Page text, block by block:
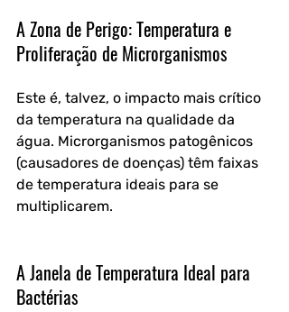
A Zona de Perigo: Temperatura e
Proliferação de Microrganismos
Este é, talvez, o impacto mais crítico
da temperatura na qualidade da
água. Microrganismos patogênicos
(causadores de doenças) têm faixas
de temperatura ideais para se
multiplicarem.
A Janela de Temperatura Ideal para
Bactérias